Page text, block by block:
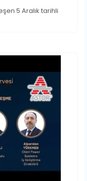
5 Aralık tarihli